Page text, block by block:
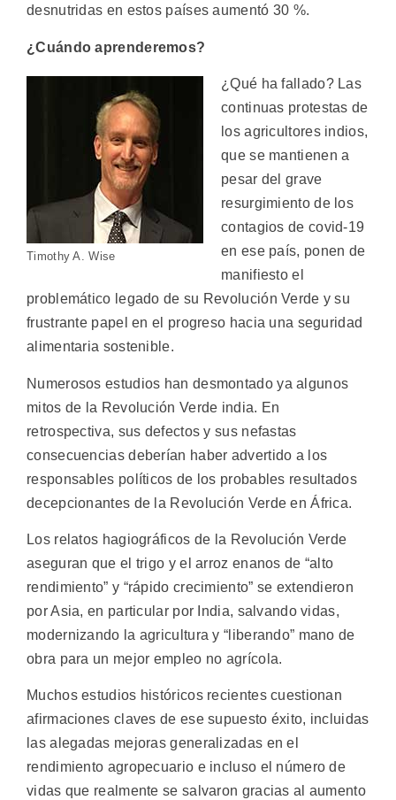
desnutridas en estos países aumentó 30 %.
¿Cuándo aprenderemos?
Timothy A. Wise
¿Qué ha fallado? Las
continuas protestas de
los agricultores indios,
que se mantienen a
pesar del grave
resurgimiento de los
contagios de covid-19
en ese país, ponen de
manifiesto el
problemático legado de su Revolución Verde y su
frustrante papel en el progreso hacia una seguridad
alimentaria sostenible.
Numerosos estudios han desmontado ya algunos
mitos de la Revolución Verde india. En
retrospectiva, sus defectos y sus nefastas
consecuencias deberían haber advertido a los
responsables políticos de los probables resultados
decepcionantes de la Revolución Verde en África.
Los relatos hagiográficos de la Revolución Verde
aseguran que el trigo y el arroz enanos de “alto
rendimiento” y “rápido crecimiento” se extendieron
por Asia, en particular por India, salvando vidas,
modernizando la agricultura y “liberando” mano de
obra para un mejor empleo no agrícola.
Muchos estudios históricos recientes cuestionan
afirmaciones claves de ese supuesto éxito, incluidas
las alegadas mejoras generalizadas en el
rendimiento agropecuario e incluso el número de
vidas que realmente se salvaron gracias al aumento